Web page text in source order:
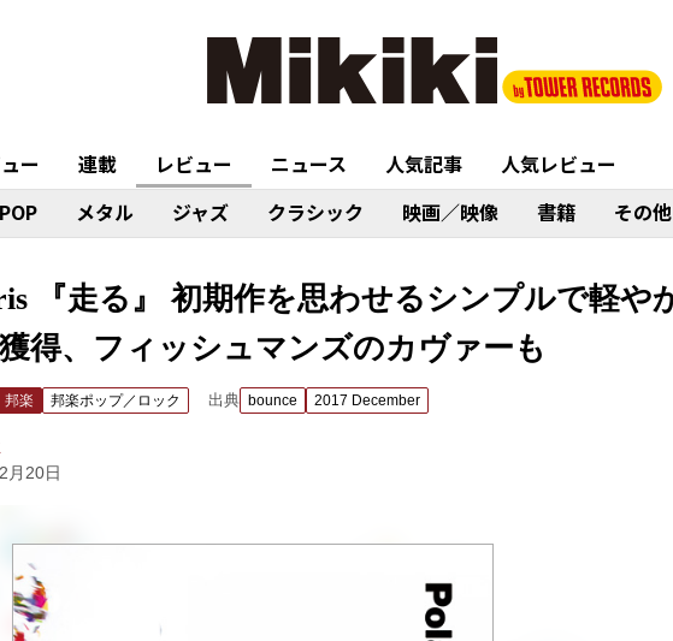
ー 連載 レビュー ニュース 人気記事
人気レビュー
メタル ジャズ クラシック 映画／映像 書籍 その他
『走る』 初期作を思わせるシンプルで軽や
得、フィッシュマンズのカヴァーも
邦楽 邦楽ポップ／ロック 出典 bounce 2017 December
月20日